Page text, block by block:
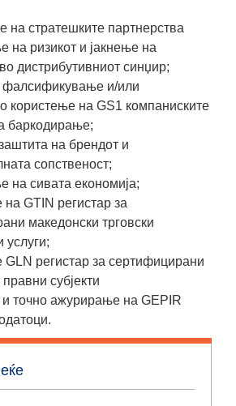
на стратешките партнерства
на ризикот и јакнење на
дистрибутивниот синџир;
фалсификување и/или
користење на GS1 компаниските
баркодирање;
на брендот и
сопственост;
на сивата економија;
GTIN регистар за
македонски трговски
услуги;
регистар за сертифицирани
субјекти
точно ажурирање на GEPIR